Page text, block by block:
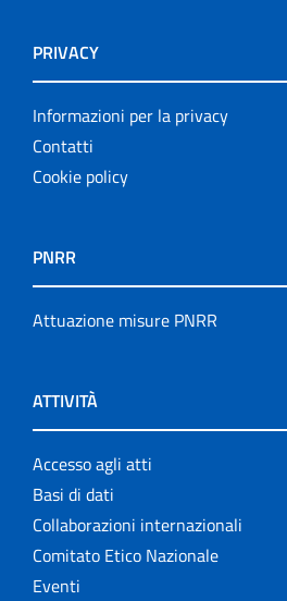
PRIVACY
Informazioni per la privacy
Contatti
Cookie policy
PNRR
Attuazione misure PNRR
ATTIVITÀ
Accesso agli atti
Basi di dati
Collaborazioni internazionali
Comitato Etico Nazionale
Eventi